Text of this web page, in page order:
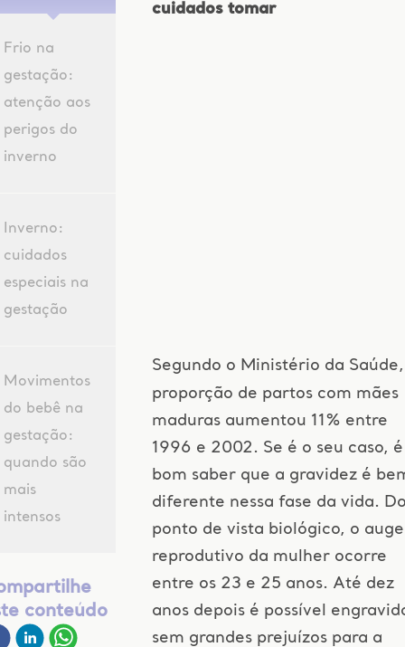
Frio na
gestação:
atenção aos
perigos do
inverno
Inverno:
cuidados
especiais na
gestação
Movimentos
do bebê na
gestação:
quando são
mais
intensos
conteúdo
cuidados tomar
Segundo o Ministério da
proporção de partos com mães
maduras aumentou 11% entre
1996 e 2002. Se é o seu caso, é
bom saber que a gravidez é
diferente nessa fase da vida.
ponto de vista biológico, o auge
reprodutivo da mulher ocorre
entre os 23 e 25 anos. Até dez
anos depois é possível
sem grandes prejuízos para a